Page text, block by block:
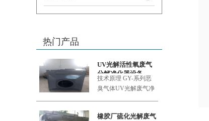
热门产品
UV光解活性氧废气
分解净化器设备
技术原理 GY-系列恶
臭气体UV光解废气净
橡胶厂硫化光解废气